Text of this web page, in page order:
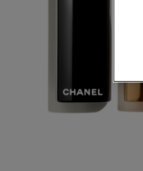
- Vista alternativa 2
- Vista de la textura básica